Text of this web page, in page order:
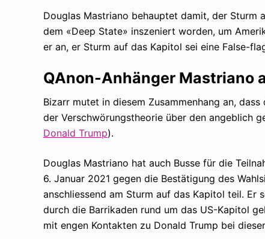
Douglas Mastriano behauptet damit, der Sturm
dem «Deep State» inszeniert worden, um
er an, er Sturm auf das Kapitol sei eine False-
QAnon-Anhänger Mastriano
Bizarr mutet in diesem Zusammenhang an,
der Verschwörungstheorie über den angeblich
Donald Trump).
Douglas Mastriano hat auch Busse für die
6. Januar 2021 gegen die Bestätigung des
anschliessend am Sturm auf das Kapitol teil. Er
durch die Barrikaden rund um das US-Kapitol
mit engen Kontakten zu Donald Trump bei